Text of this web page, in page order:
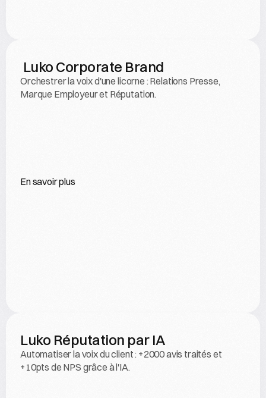
Luko Corporate Brand
Orchestrer la voix d'une licorne : Relations Presse,
Marque Employeur et Réputation.
En savoir plus
Luko Réputation par IA
Automatiser la voix du client : +2000 avis traités et
+10pts de NPS grâce à l'IA.